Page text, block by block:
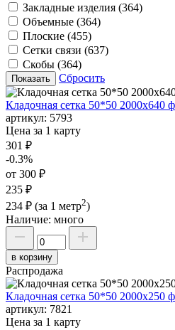
Закладные изделия (364)
Объемные (364)
Плоские (455)
Сетки связи (637)
Скобы (364)
Сбросить
Кладочная сетка 50*50 2000х640
артикул: 5793
Цена за 1 карту
301 ₽
-0.3%
от 300 ₽
235 ₽
234 ₽ (за 1 метр2)
Наличие: много
в корзину
Распродажа
Кладочная сетка 50*50 2000х250
артикул: 7821
Цена за 1 карту